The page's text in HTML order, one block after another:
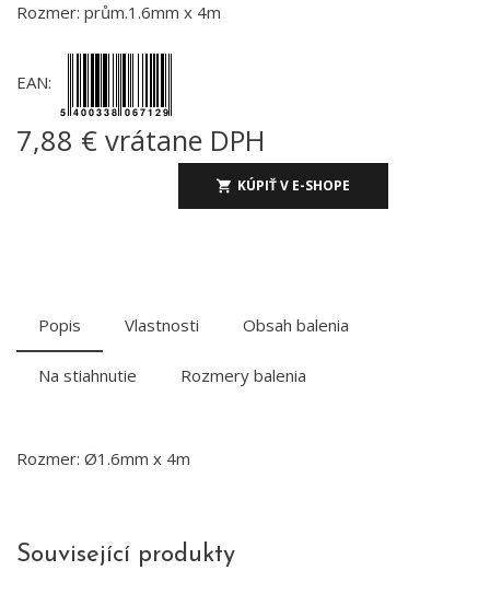
Rozmer: prům.1.6mm x 4m
EAN:
7,88 € vrátane DPH
KÚPIŤ V E-SHOPE
Popis Vlastnosti Obsah balenia
Na stiahnutie Rozmery balenia
Rozmer: Ø1.6mm x 4m
Související produkty